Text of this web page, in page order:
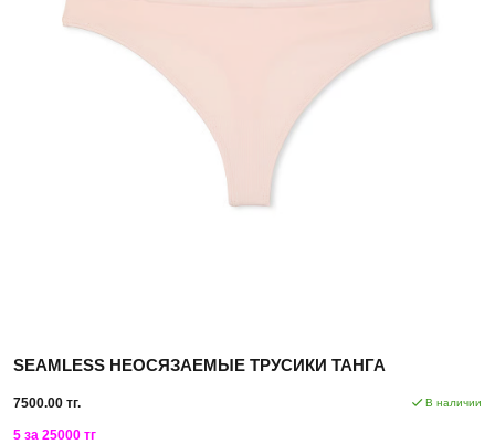
SEAMLESS НЕОСЯЗАЕМЫЕ ТРУСИКИ ТАНГА
7500.00 тг. В наличии
5 за 25000 тг